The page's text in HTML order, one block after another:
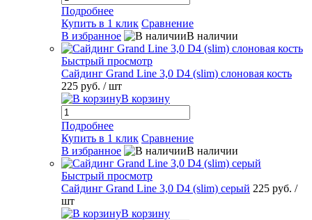
Подробнее
Купить в 1 клик Сравнение
В избранное
В наличии
Быстрый просмотр
Сайдинг Grand Line 3,0 D4 (slim) слоновая кость
225 руб. / шт
В корзину
Подробнее
Купить в 1 клик Сравнение
В избранное
В наличии
Быстрый просмотр
Сайдинг Grand Line 3,0 D4 (slim) серый 225 руб. /
шт
В корзину